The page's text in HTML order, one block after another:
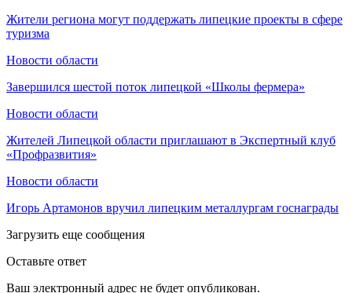
Жители региона могут поддержать липецкие проекты в сфере
туризма
Новости области
Завершился шестой поток липецкой «Школы фермера»
Новости области
Жителей Липецкой области приглашают в Экспертный клуб
«Профразвития»
Новости области
Игорь Артамонов вручил липецким металлургам госнаграды
Загрузить еще сообщения
Оставьте ответ
Ваш электронный адрес не будет опубликован.